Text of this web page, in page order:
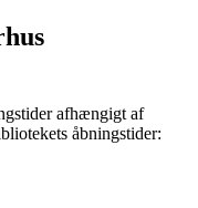
afhængigt af
åbningstider: